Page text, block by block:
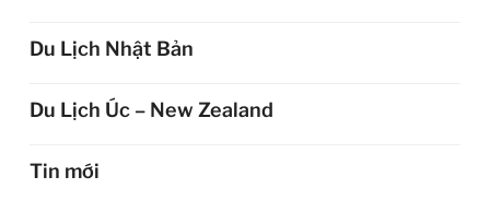
Du Lịch Nhật Bản
Du Lịch Úc – New Zealand
Tin mới